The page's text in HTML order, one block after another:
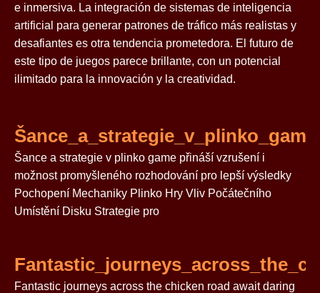
e inmersiva. La integración de sistemas de inteligencia
artificial para generar patrones de tráfico más realistas y
desafiantes es otra tendencia prometedora. El futuro de
este tipo de juegos parece brillante, con un potencial
ilimitado para la innovación y la creatividad.
Šance a strategie v plinko game přináší vzrušení i
možnost promyšleného rozhodování pro lepší výsledky
Pochopení Mechaniky Plinko Hry Vliv Počátečního
Umístění Disku Strategie pro
Fantastic journeys across the chicken road await daring